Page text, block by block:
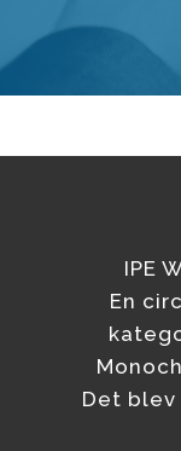
IPE
En
Det blev